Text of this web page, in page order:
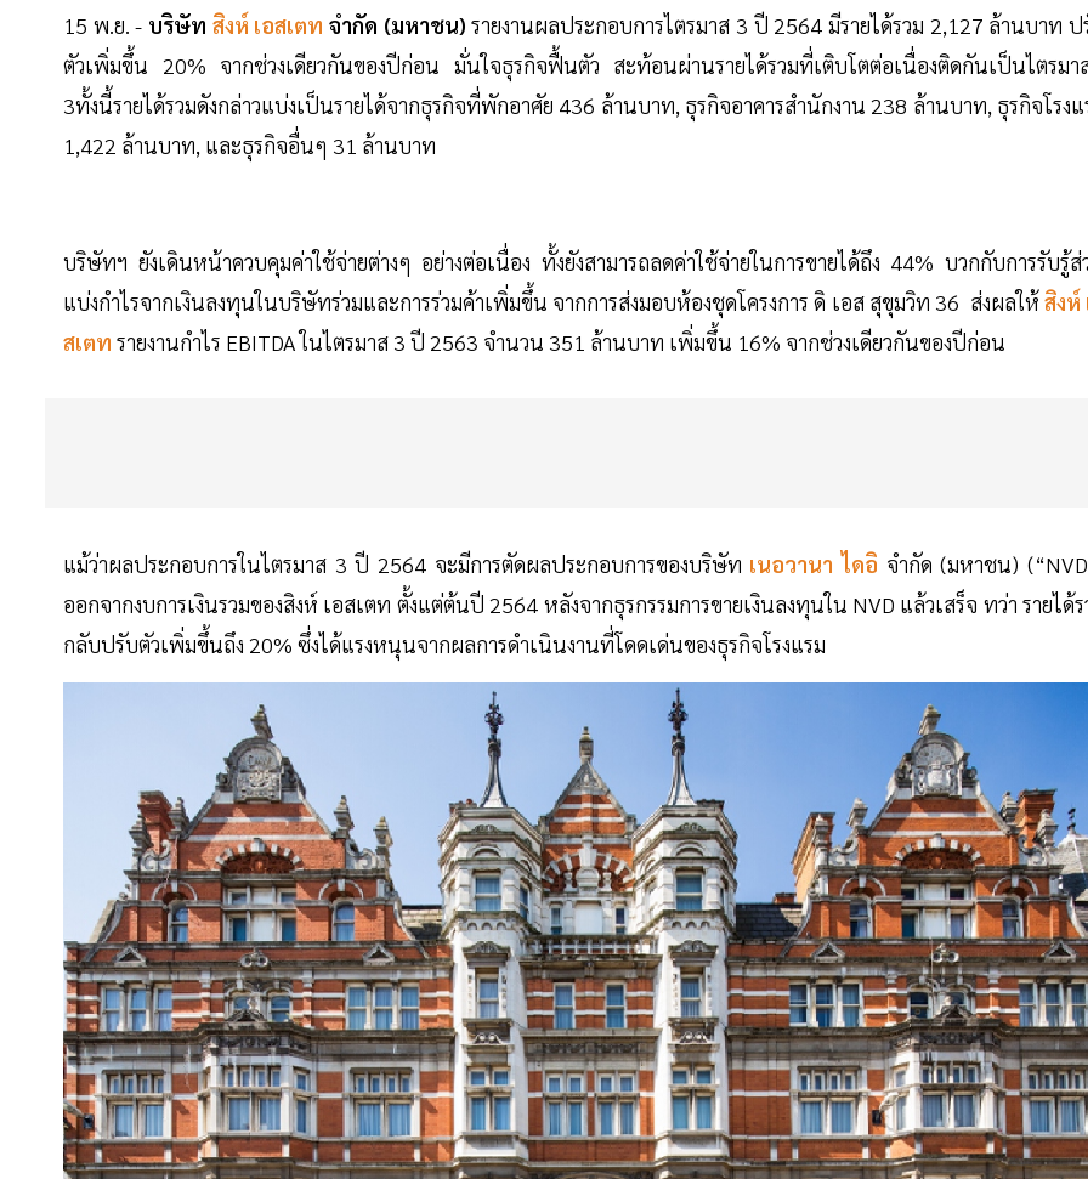
15 พ.ย. - บริษัท สิงห์ เอสเตทจำกัด (มหาชน) รายงานผลประกอบการไตรมาส 3 ปี 2564 มีรายได้รวม 2,127 ล้านบาท
ตัวเพิ่มขึ้น 20% จากช่วงเดียวกันของปีก่อน มั่นใจธุรกิจฟื้นตัว สะท้อนผ่านรายได้รวมที่เติบโตต่อเนื่องติดกันเป็นไตรมา
3ทั้งนี้รายได้รวมดังกล่าวแบ่งเป็นรายได้จากธุรกิจที่พักอาศัย 436 ล้านบาท, ธุรกิจอาคารสำนักงาน 238 ล้านบาท, ธุรกิจโรง
1,422 ล้านบาท, และธุรกิจอื่นๆ 31 ล้านบาท
บริษัทฯ ยังเดินหน้าควบคุมค่าใช้จ่ายต่างๆ อย่างต่อเนื่อง ทั้งยังสามารถลดค่าใช้จ่ายในการขายได้ถึง 44% บวกกับการรับรู้
แบ่งกำไรจากเงินลงทุนในบริษัทร่วมและการร่วมค้าเพิ่มขึ้น จากการส่งมอบห้องชุดโครงการ ดิ เอส สุขุมวิท 36 ส่งผลให้สิงห์
สเตท รายงานกำไร EBITDA ในไตรมาส 3 ปี 2563 จำนวน 351 ล้านบาท เพิ่มขึ้น 16% จากช่วงเดียวกันของปีก่อน
แม้ว่าผลประกอบการในไตรมาส 3 ปี 2564 จะมีการตัดผลประกอบการของบริษัท เนอวานา ไดอิ จำกัด (มหาชน)
ออกจากงบการเงินรวมของสิงห์ เอสเตท ตั้งแต่ต้นปี 2564 หลังจากธุรกรรมการขายเงินลงทุนใน NVD แล้วเสร็จ ทว่า รายได้
กลับปรับตัวเพิ่มขึ้นถึง 20% ซึ่งได้แรงหนุนจากผลการดำเนินงานที่โดดเด่นของธุรกิจโรงแรม